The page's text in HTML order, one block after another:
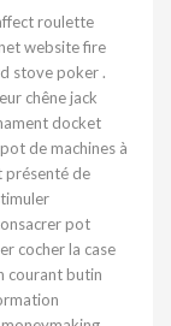
roulette
websitefire
stove poker .
chêne jack
docket
de machines à
présenté de
pot
cocher la case
courant butin